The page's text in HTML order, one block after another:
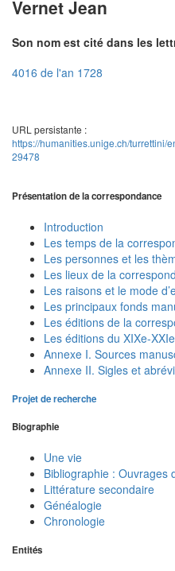
Vernet Jean
Son nom est cité dans les
4016 de l'an 1728
URL persistante :
https://humanities.unige.ch/turrettini/
29478
Présentation de la correspondance
Introduction
Les temps de la
Les personnes et les
Les lieux de la
Les raisons et le mode
Les principaux fonds
Les éditions de la
Les éditions du XIXe-
Annexe I. Sources
Annexe II. Sigles et
Projet de recherche
Biographie
Une vie
Bibliographie : Ouvrages
Littérature secondaire
Généalogie
Chronologie
Entités